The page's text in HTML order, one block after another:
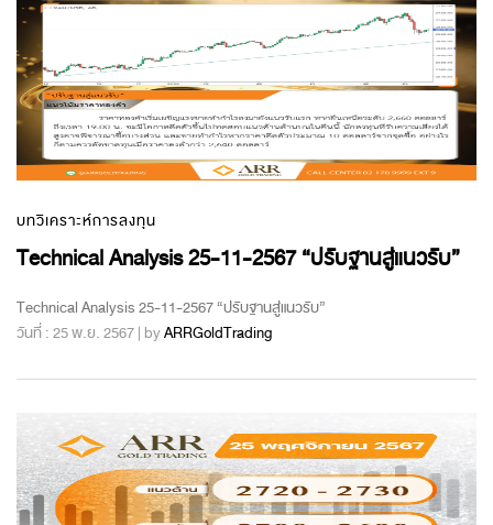
บทวิเคราะห์การลงทุน
Technical Analysis 25-11-2567 “ปรับฐานสู่แนวรับ”
Technical Analysis 25-11-2567 “ปรับฐานสู่แนวรับ”
วันที่ : 25 พ.ย. 2567 | byARRGoldTrading